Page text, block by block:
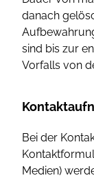
danach
sind bis zur
Vorfalls von
Bei der
Medien)